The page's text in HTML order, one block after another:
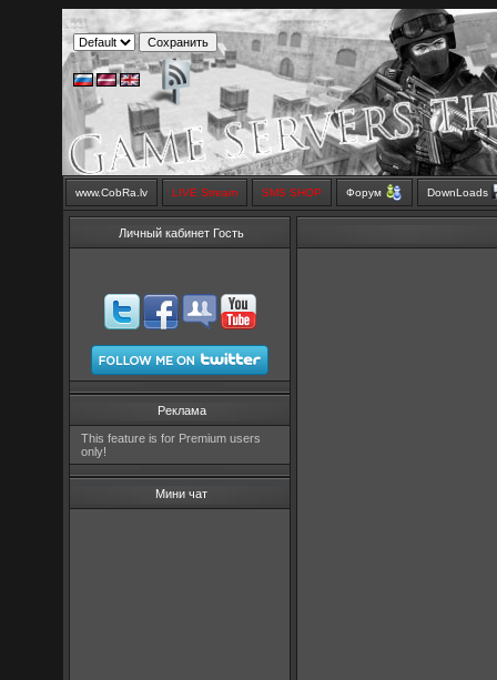
www.CobRa.lv LIVE Stream SMS SHOP Форум DownLoads
Личный кабинет Гость
Реклама
This feature is for Premium users
only!
Мини чат